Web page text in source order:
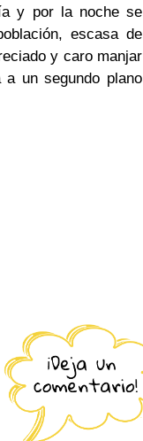
y por la noche se
escasa de
y caro manjar
un segundo plano